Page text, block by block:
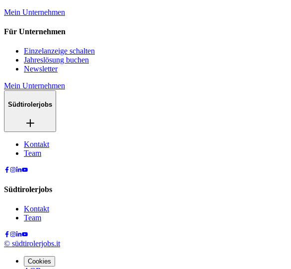
Mein Unternehmen
Für Unternehmen
Einzelanzeige schalten
Jahreslösung buchen
Newsletter
Mein Unternehmen
Südtirolerjobs
Kontakt
Team
Südtirolerjobs
Kontakt
Team
© südtirolerjobs.it
Cookies